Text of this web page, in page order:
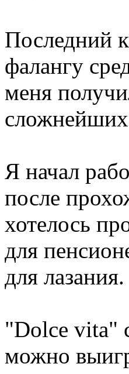
Последний
фалангу
меня
сложнейших
Я начал
после
хотелось
для
для лазания.
"Dolce vita"
можно